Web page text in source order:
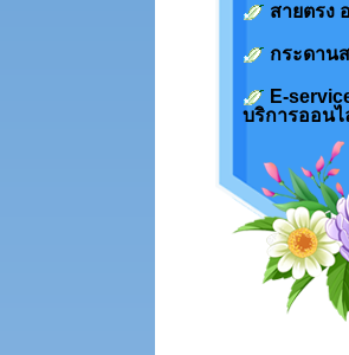
สายตรง
กระดาน
E-
บริการออน